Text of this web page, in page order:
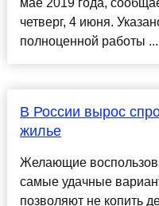
мае 2019 года,
четверг, 4 июня.
полноценной работы ...
В России вырос
жилье
Желающие
самые удачные
позволяют не копить